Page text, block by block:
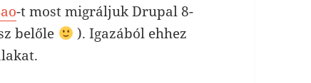
-t most migráljuk Drupal 8-
belőle
). Igazából ehhez